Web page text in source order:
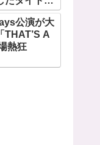
」MVも公
公演が大
A
熱狂